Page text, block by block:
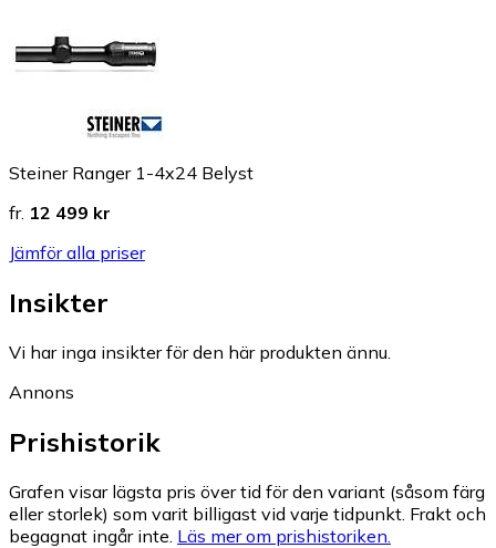
Steiner Ranger 1-4x24 Belyst
fr. 12 499 kr
Jämför alla priser
Insikter
Vi har inga insikter för den här produkten ännu.
Annons
Prishistorik
Grafen visar lägsta pris över tid för den variant (såsom färg
eller storlek) som varit billigast vid varje tidpunkt. Frakt och
begagnat ingår inte. Läs mer om prishistoriken.